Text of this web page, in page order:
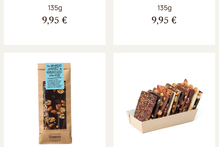
Poids net :
135g
9,95 €
Poids net :
135g
9,95 €